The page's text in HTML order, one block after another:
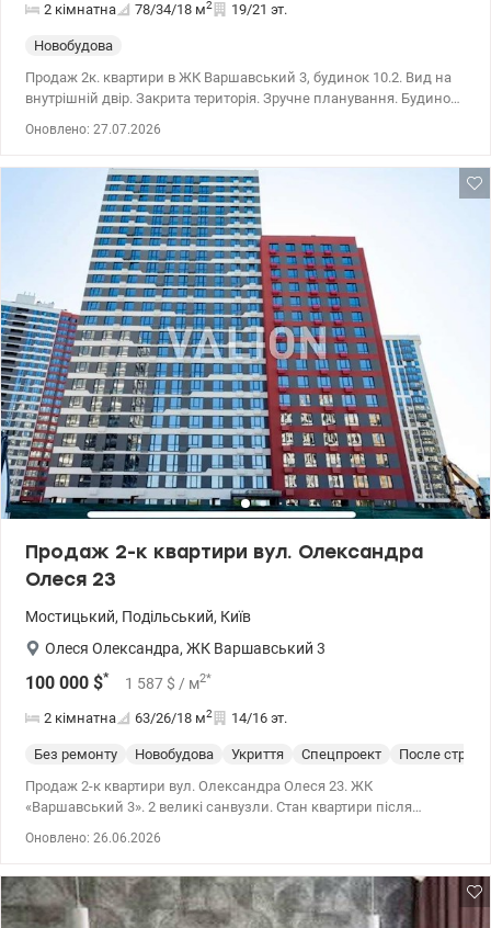
2 кімнатна 78/34/18 м2 19/21 эт.
Новобудова
Продаж 2к. квартири в ЖК Варшавський 3, будинок 10.2. Вид на
внутрішній двір. Закрита територія. Зручне планування. Будинок
Оновлено: 27.07.2026
Продаж 2-к квартири вул. Олександра
Олеся 23
Мостицький, Подільський, Київ
Олеся Олександра, ЖК Варшавський 3
100 000 $* 1 587 $ / м2*
2 кімнатна 63/26/18 м2 14/16 эт.
Без ремонту Новобудова Укриття Спецпроект
После
Продаж 2-к квартири вул. Олександра Олеся 23. ЖК
«Варшавський 3». 2 великі санвузли. Стан квартири після
паркування. Внутрішнє подвір'я вільне від авто. Закрита
прибудинкова територія, що обмежує доступ сторонніх. На
Оновлено: 26.06.2026